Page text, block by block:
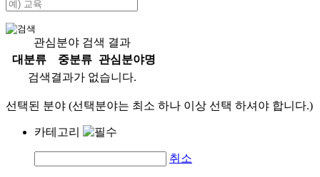
관심분야 검색 결과
대분류
중분류
관심분야명
검색결과가 없습니다.
선택된 분야 (선택분야는 최소 하나 이상 선택 하셔야 합니다.)
카테고리
취소